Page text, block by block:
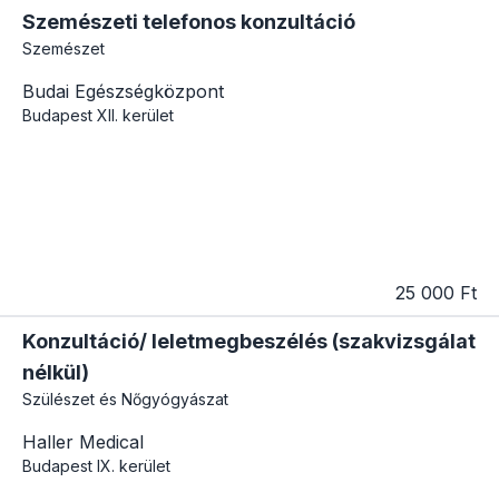
Szemészeti telefonos konzultáció
Szemészet
Budai Egészségközpont
Budapest XII. kerület
25 000 Ft
Konzultáció/ leletmegbeszélés (szakvizsgálat
nélkül)
Szülészet és Nőgyógyászat
Haller Medical
Budapest IX. kerület